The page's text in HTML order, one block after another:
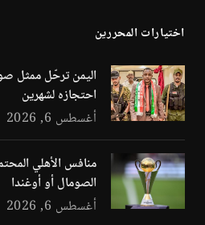
اختيارات المحررين
اليمن ترحّل ممثل
احتجازه لشهرين
أغسطس 6, 2026
منافس الأهلي
الصومال أو أوغندا
أغسطس 6, 2026